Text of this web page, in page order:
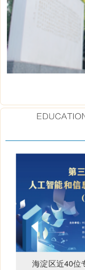
海淀区近40位